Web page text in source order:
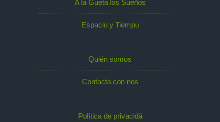
A la Gueta los Sueños
Espaciu y Tiempu
Quién somos
Contacta con nos
Política de privacidá